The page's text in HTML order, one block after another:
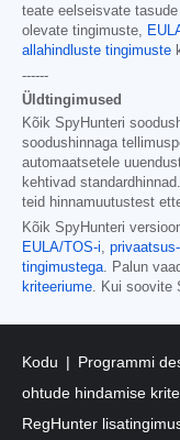
teate eelseisvate
olevate tingimuste,
allahindluste tingimuste
------
Üldtingimused
Kõik SpyHunteri
soodushinnaga
automaatsetele
kehtivad
teid hinnamuutustest
Kõik SpyHunteri
EULA/TOS-i,
tingimustega. Palun
kriteeriume. Kui soovite
Kodu Programmi
ohtude hindamise
RegHunter